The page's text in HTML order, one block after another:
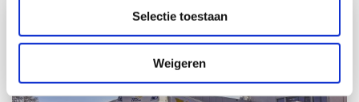
Selectie toestaan
Weigeren